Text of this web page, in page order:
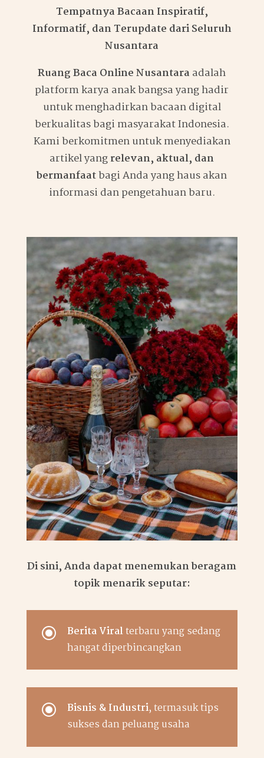
Tempatnya Bacaan Inspiratif,
Informatif, dan Terupdate dari Seluruh
Nusantara
Ruang Baca Online Nusantara adalah
platform karya anak bangsa yang hadir
untuk menghadirkan bacaan digital
berkualitas bagi masyarakat Indonesia.
Kami berkomitmen untuk menyediakan
artikel yangrelevan, aktual, dan
bermanfaatbagi Anda yang haus akan
informasi dan pengetahuan baru.
Di sini, Anda dapat menemukan beragam
topik menarik seputar:
\ Berita Viralterbaru yang sedang
hangat diperbincangkan
\ Bisnis & Industri, termasuk tips
sukses dan peluang usaha